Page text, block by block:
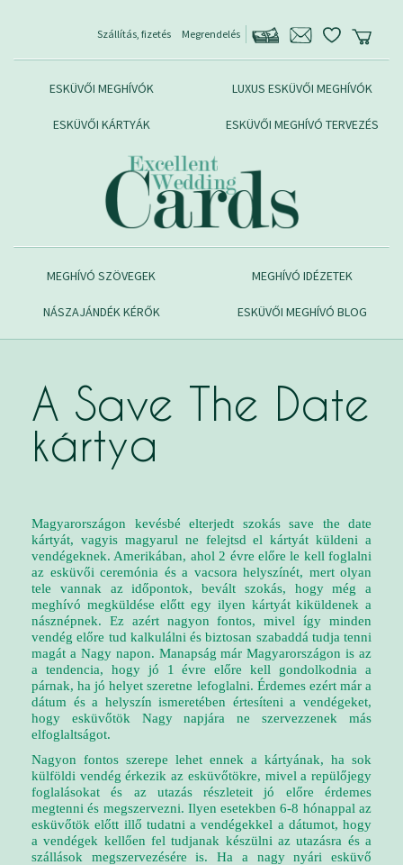
Szállítás, fizetés Megrendelés
ESKÜVŐI MEGHÍVÓK LUXUS ESKÜVŐI MEGHÍVÓK
ESKÜVŐI KÁRTYÁK ESKÜVŐI MEGHÍVÓ TERVEZÉS
MEGHÍVÓ SZÖVEGEK MEGHÍVÓ IDÉZETEK
NÁSZAJÁNDÉK KÉRŐK ESKÜVŐI MEGHÍVÓ BLOG
A Save The Date
kártya
Magyarországon kevésbé elterjedt szokás save the date
kártyát, vagyis magyarul ne felejtsd el kártyát küldeni a
vendégeknek. Amerikában, ahol 2 évre előre le kell foglalni
az esküvői ceremónia és a vacsora helyszínét, mert olyan
tele vannak az időpontok, bevált szokás, hogy még a
meghívó megküldése előtt egy ilyen kártyát kiküldenek a
násznépnek. Ez azért nagyon fontos, mivel így minden
vendég előre tud kalkulálni és biztosan szabaddá tudja tenni
magát a Nagy napon. Manapság már Magyarországon is az
a tendencia, hogy jó 1 évre előre kell gondolkodnia a
párnak, ha jó helyet szeretne lefoglalni. Érdemes ezért már a
dátum és a helyszín ismeretében értesíteni a vendégeket,
hogy esküvőtök Nagy napjára ne szervezzenek más
elfoglaltságot.
Nagyon fontos szerepe lehet ennek a kártyának, ha sok
külföldi vendég érkezik az esküvőtökre, mivel a repülőjegy
foglalásokat és az utazás részleteit jó előre érdemes
megtenni és megszervezni. Ilyen esetekben 6-8 hónappal az
esküvőtök előtt illő tudatni a vendégekkel a dátumot, hogy
a vendégek kellően fel tudjanak készülni az utazásra és a
szállások megszervezésére is. Ha a nagy nyári esküvő